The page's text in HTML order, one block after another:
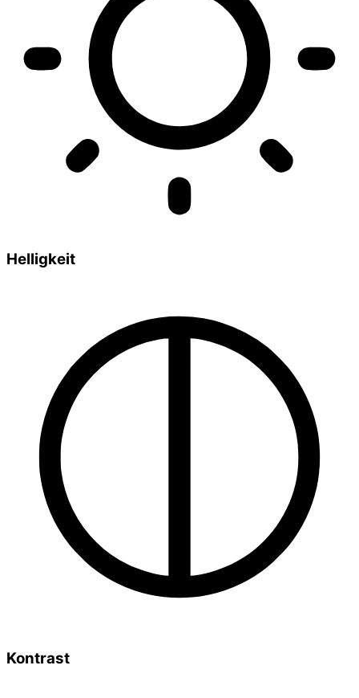
Helligkeit
Kontrast